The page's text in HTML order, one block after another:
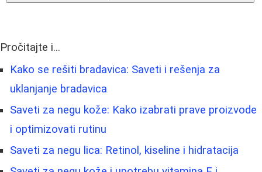
Pročitajte i...
Kako se rešiti bradavica: Saveti i rešenja za
uklanjanje bradavica
Saveti za negu kože: Kako izabrati prave proizvode
i optimizovati rutinu
Saveti za negu lica: Retinol, kiseline i hidratacija